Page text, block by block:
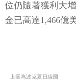
位仍隨著獲利大
金已高達1,466億
上圖為波克夏日線圖